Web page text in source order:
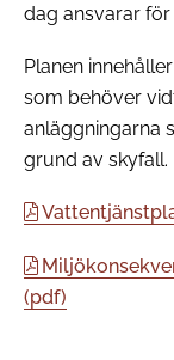
dag ansvarar
Planen
som behöver
anläggningarna
grund av skyfall.
(pdf)